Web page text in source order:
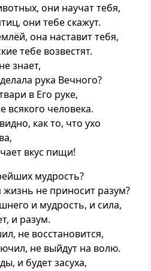
они научат тебя,
они тебе скажут.
она наставит тебя,
тебе возвестят.
знает,
рука Вечного?
в Его руке,
всякого человека.
как то, что ухо
вкус пищи!
мудрость?
жизнь не приносит разум?
и мудрость, и сила,
и разум.
не восстановится,
не выйдут на волю.
и будет засуха,